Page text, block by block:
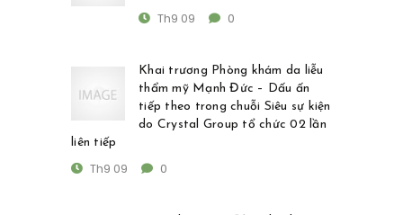
Th9 09 0
Khai trương Phòng khám da liễu
thẩm mỹ Mạnh Đức – Dấu ấn
tiếp theo trong chuỗi Siêu sự kiện
do Crystal Group tổ chức 02 lần
liên tiếp
Th9 09 0